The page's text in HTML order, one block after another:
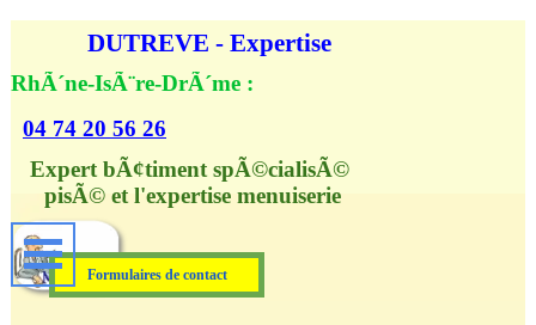
DUTREVE - Expertise
RhÃ´ne-IsÃ¨re-DrÃ´me :
04 74 20 56 26
Formulaires de contact
Expert bÃ¢timent spÃ©cialisÃ©
pisÃ© et l'expertise menuiserie